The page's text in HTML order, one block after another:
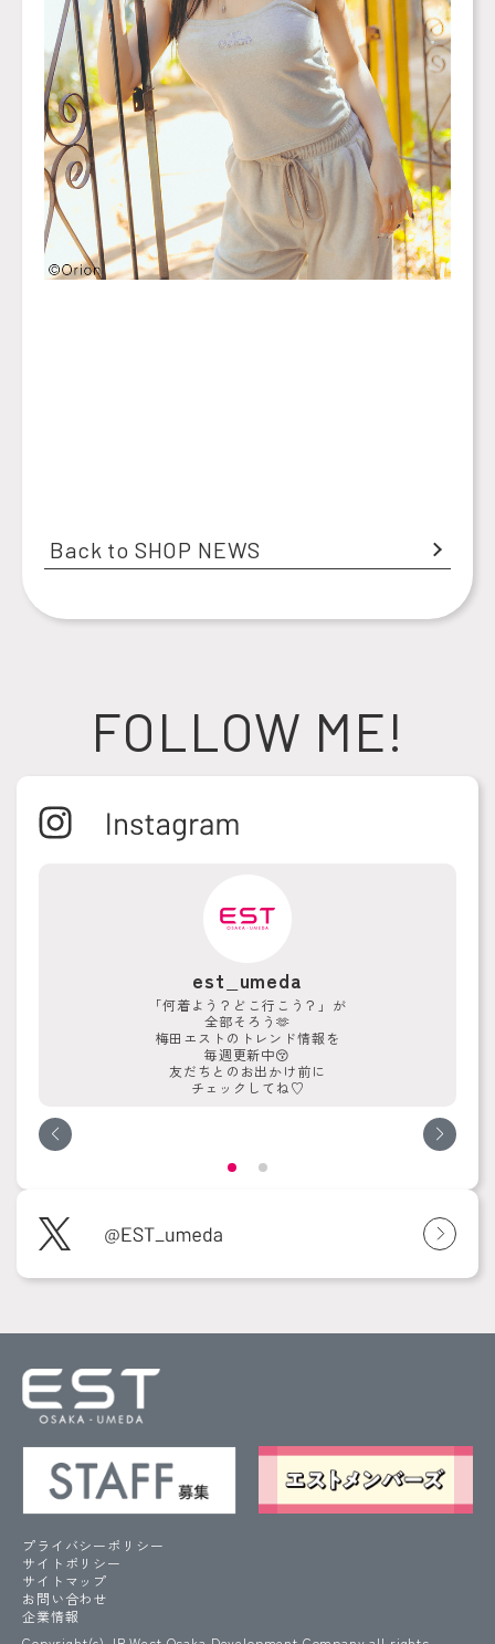
Back to SHOP NEWS
FOLLOW ME!
est_umeda
「何着よう？どこ行こう？」が
全部そろう🫶
梅田エストのトレンド情報を
毎週更新中😚
友だちとのお出かけ前に
チェックしてね♡
プライバシーポリシー
サイトポリシー
サイトマップ
お問い合わせ
企業情報